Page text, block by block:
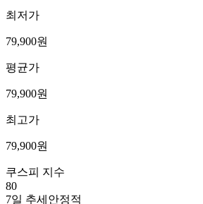
최저가
79,900원
평균가
79,900원
최고가
79,900원
쿠스피 지수
80
7일 추세 안정적